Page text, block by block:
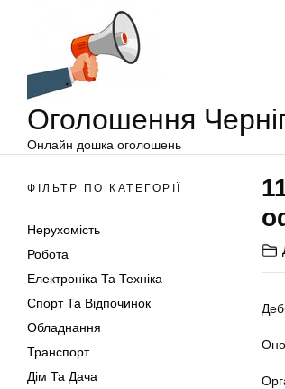
Оголошення
Онлайн дошка оголошень
ФІЛЬТР ПО КАТЕГОРІЇ
Нерухомість
Робота
Електроніка Та Техніка
Спорт Та Відпочинок
Обладнання
Транспорт
Дім Та Дача